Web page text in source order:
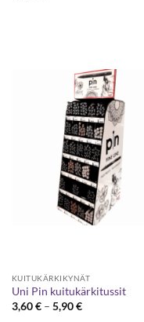
KUITUKÄRKIKYNÄT
Uni Pin kuitukärkitussit
3,60€ – 5,90€Hintaluokka: